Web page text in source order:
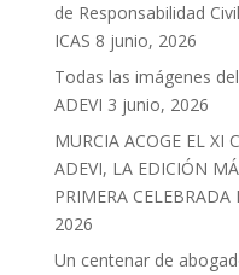
de Responsabilidad
ICAS 8 junio, 2026
Todas las imágenes
ADEVI 3 junio, 2026
MURCIA ACOGE EL XI
ADEVI, LA EDICIÓN
PRIMERA
2026
Un centenar de